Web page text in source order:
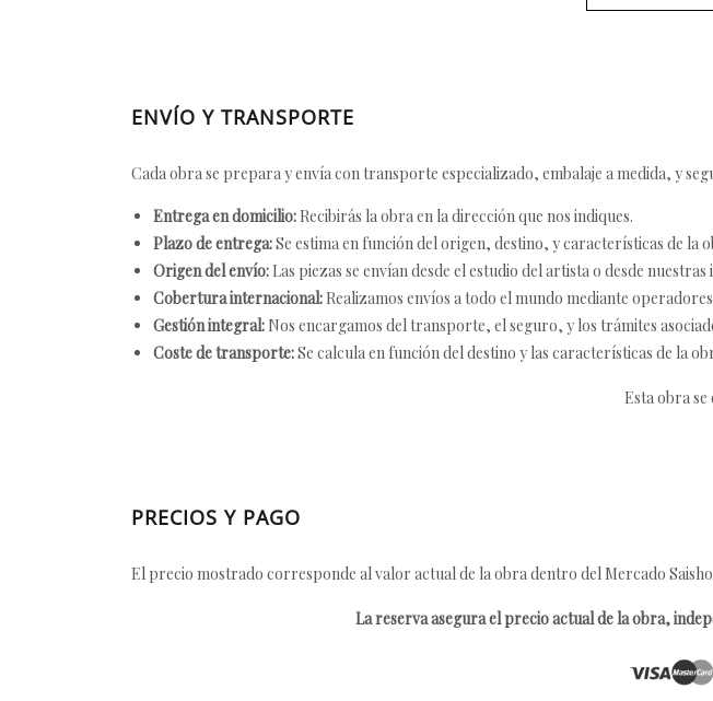
ENVÍO Y TRANSPORTE
Cada obra se prepara y envía con transporte especializado, embalaje a medida, y
Entrega en domicilio: Recibirás la obra en la dirección que nos indiques.
Plazo de entrega:Se estima en función del origen, destino, y características de la
Origen del envío: Las piezas se envían desde el estudio del artista o desde
Cobertura internacional: Realizamos envíos a todo el mundo mediante
Gestión integral: Nos encargamos del transporte, el seguro, y los trámites
Coste de transporte:Se calcula en función del destino y las características de la
Esta obra se
PRECIOS Y PAGO
El precio mostrado corresponde al valor actual de la obra dentro del Mercado
La reserva asegura el precio actual de la obra,